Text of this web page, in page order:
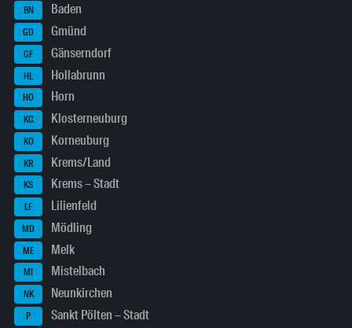
BN Baden
GD Gmünd
GF Gänserndorf
HL Hollabrunn
HO Horn
KG Klosterneuburg
KO Korneuburg
KR Krems/Land
KS Krems – Stadt
LF Lilienfeld
MD Mödling
ME Melk
MI Mistelbach
NK Neunkirchen
P Sankt Pölten – Stadt